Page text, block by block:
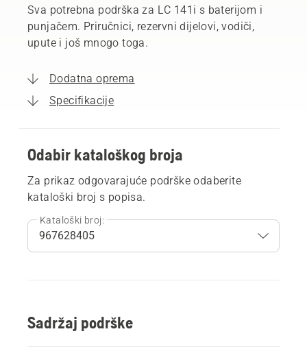
Sva potrebna podrška za LC 141i s baterijom i
punjačem. Priručnici, rezervni dijelovi, vodiči,
upute i još mnogo toga.
Dodatna oprema
Specifikacije
Odabir kataloškog broja
Za prikaz odgovarajuće podrške odaberite
kataloški broj s popisa.
Kataloški broj:
Sadržaj podrške